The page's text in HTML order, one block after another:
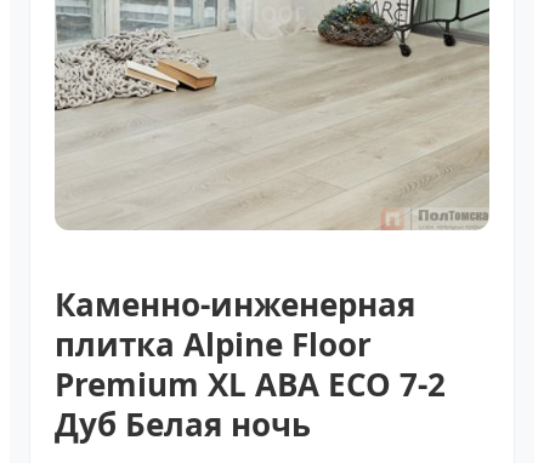
Каменно-инженерная
плитка Alpine Floor
Premium XL ABA ECO 7-2
Дуб Белая ночь